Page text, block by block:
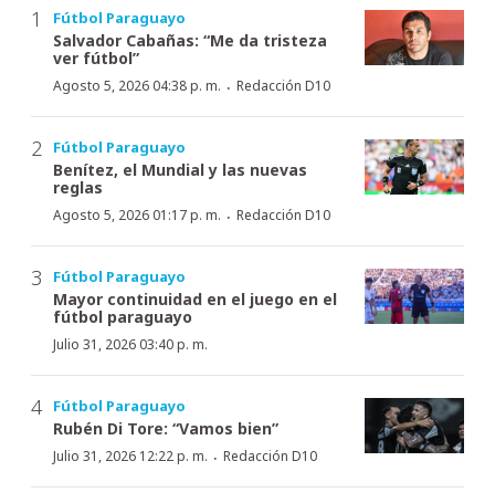
Fútbol Paraguayo
Salvador Cabañas: “Me da tristeza
ver fútbol”
Agosto 5, 2026 04:38 p. m. · Redacción D10
Fútbol Paraguayo
Benítez, el Mundial y las nuevas
reglas
Agosto 5, 2026 01:17 p. m. · Redacción D10
Fútbol Paraguayo
Mayor continuidad en el juego en el
fútbol paraguayo
Julio 31, 2026 03:40 p. m.
Fútbol Paraguayo
Rubén Di Tore: “Vamos bien”
Julio 31, 2026 12:22 p. m. · Redacción D10